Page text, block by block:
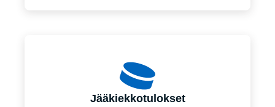
Jääkiekkotulokset